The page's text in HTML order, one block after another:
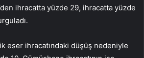
ihracatta yüzde 29, ihracatta yüzde
eser ihracatındaki düşüş nedeniyle